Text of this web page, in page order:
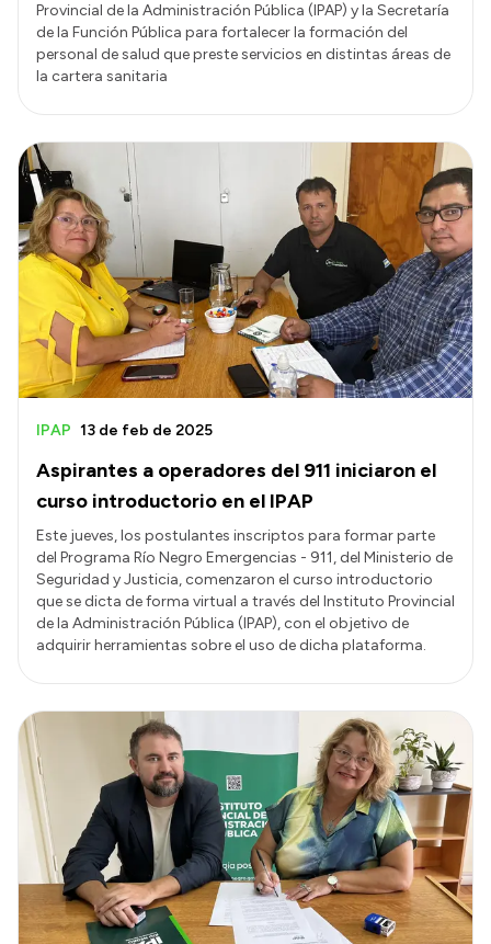
Provincial de la Administración Pública (IPAP) y la Secretaría
de la Función Pública para fortalecer la formación del
personal de salud que preste servicios en distintas áreas de
la cartera sanitaria
Aspirantes a operadores del 911 iniciaron el
curso introductorio en el IPAP
IPAP 13 de feb de 2025
Este jueves, los postulantes inscriptos para formar parte
del Programa Río Negro Emergencias - 911, del Ministerio de
Seguridad y Justicia, comenzaron el curso introductorio
que se dicta de forma virtual a través del Instituto Provincial
de la Administración Pública (IPAP), con el objetivo de
adquirir herramientas sobre el uso de dicha plataforma.